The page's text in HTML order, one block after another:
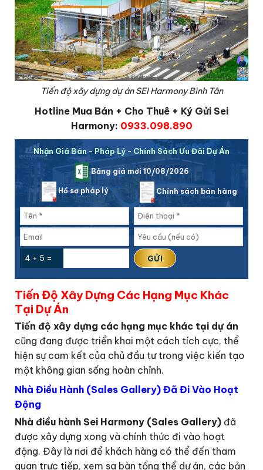
Tiến độ xây dựng dự án SEI Harmony Bình Tân
Hotline Mua Bán + Cho Thuê + Ký Gửi Sei
Harmony: 0933.098.890
Nhận Giá Bán - Pháp Lý - Chính Sách Ưu Đãi Dự Án
Bảng giá mới 10/08/2026
Hồ sơ pháp lý Chính sách bán hàng
4 + 5 =
Tiến Độ Xây Dựng Các Hạng Mục Khác
Tại Dự Án
Tiến độ xây dựng các hạng mục khác tại dự án
cũng đang được triển khai một cách tích cực, thể
hiện sự cam kết của chủ đầu tư trong việc kiến tạo
một không gian sống hoàn chỉnh.
Nhà Điều Hành (Sales Gallery) Đã Đi Vào Hoạt
Động
Nhà điều hành Sei Harmony (Sales Gallery) đã
được xây dựng xong và chính thức đi vào hoạt
động. Đây là nơi để khách hàng có thể đến tham
quan trực tiếp, xem sa bàn tổng thể dự án, các bản